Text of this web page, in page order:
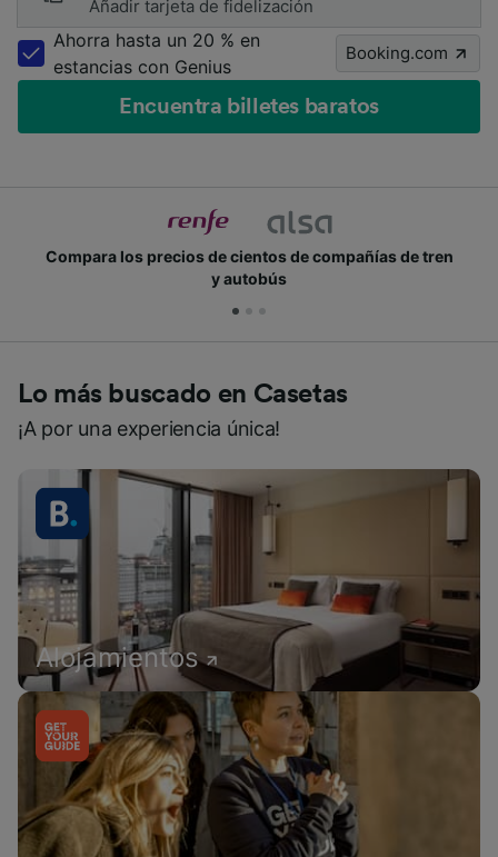
Añadir tarjeta de fidelización
Ahorra hasta un 20 % en
estancias con Genius
Booking.com
Encuentra billetes baratos
tren
Únete a los millones de personas que usan
Lo más buscado en Casetas
¡A por una experiencia única!
Alojamientos